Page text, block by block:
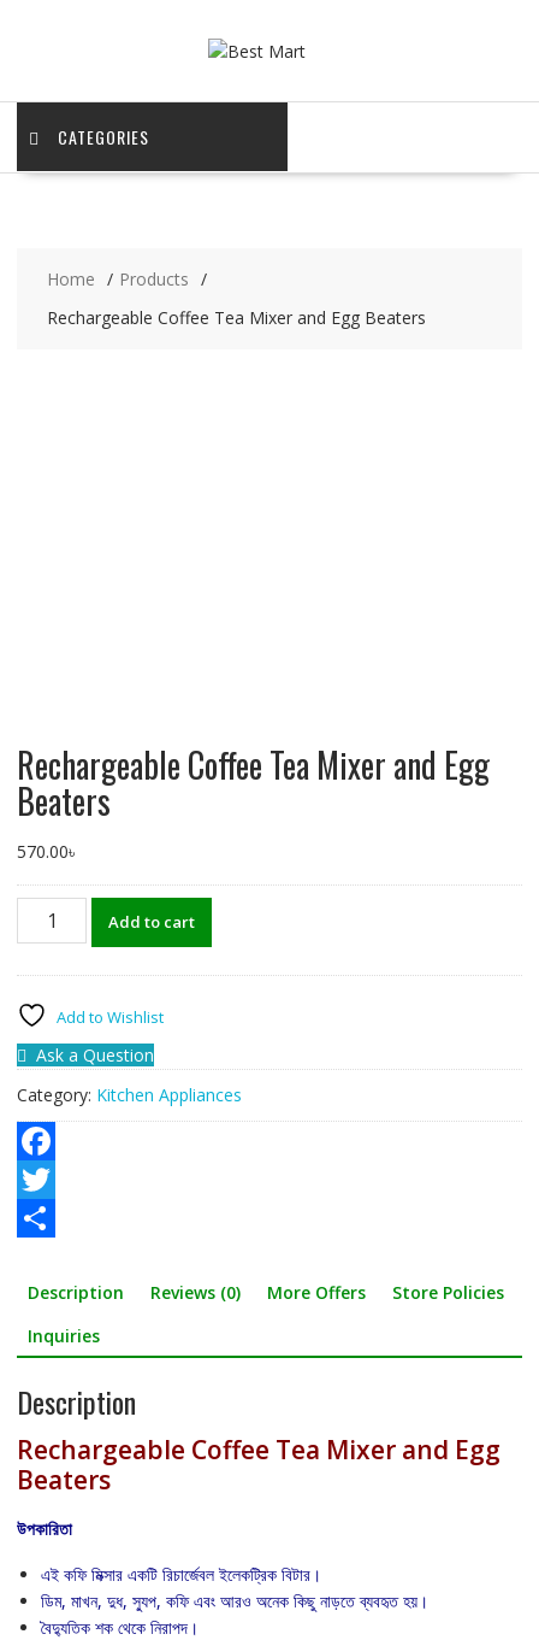
CATEGORIES
Home
Products
Rechargeable Coffee Tea Mixer and Egg Beaters
Rechargeable Coffee Tea Mixer and Egg
Beaters
570.00৳
Rechargeable
Coffee
and
Egg
Beaters
quantity
Add to cart
Add to Wishlist
Ask a Question
Category: Kitchen Appliances
F
a
o
k
T
e
r
e
Description Reviews (0) More Offers
Store Policies
Inquiries
Description
Rechargeable Coffee Tea Mixer and Egg
Beaters
উপকারিতা
এই কফি মিক্সার একটি রিচার্জেবল ইলেকট্রিক বিটার।
ডিম, মাখন, দুধ, স্যুপ, কফি এবং আরও অনেক কিছু নাড়তে ব্যবহৃত হয়।
বৈদ্যুতিক শক থেকে নিরাপদ।